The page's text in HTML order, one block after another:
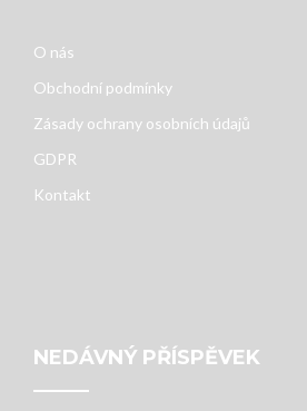
O nás
Obchodní podmínky
Zásady ochrany osobních údajů
GDPR
Kontakt
NEDÁVNÝ PŘÍSPĚVEK